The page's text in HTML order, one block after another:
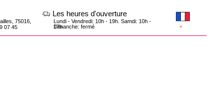
Les heures d'ouverture
Lundi - Vendredi: 10h - 19h. Samdi: 10h -
17h
Dimanche: fermé